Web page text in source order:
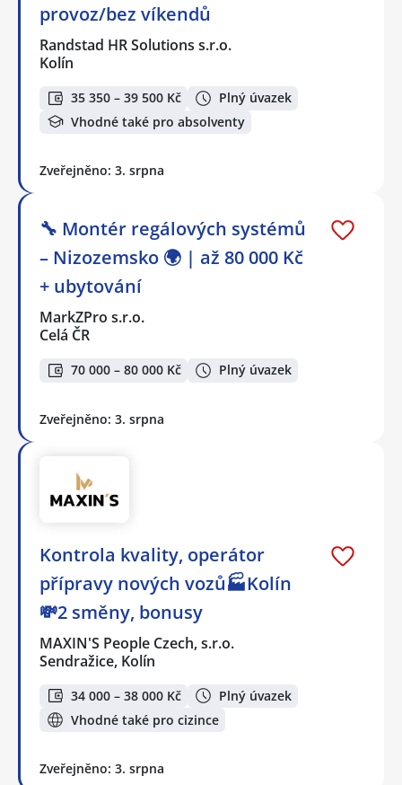
provoz/bez víkendů
Randstad HR Solutions s.r.o.
Kolín
35 350 – 39 500 Kč
Plný úvazek
Vhodné také pro absolventy
Zveřejněno: 3. srpna
🔧 Montér regálových systémů
– Nizozemsko 🌍 | až 80 000 Kč
+ ubytování
MarkZPro s.r.o.
Celá ČR
70 000 – 80 000 Kč Plný úvazek
Zveřejněno: 3. srpna
Kontrola kvality, operátor
přípravy nových vozů🏭Kolín
💸2 směny, bonusy
MAXIN'S People Czech, s.r.o.
Sendražice, Kolín
34 000 – 38 000 Kč
Plný úvazek
Vhodné také pro cizince
Zveřejněno: 3. srpna